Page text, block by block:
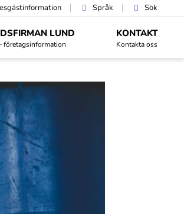
Språk Sök
LUND
företagsinformation
KONTAKT
Kontakta oss